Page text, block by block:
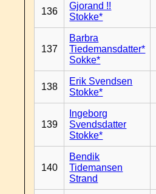
136
Gjorand !!
Stokke*
137
Barbra
Tiedemansdatter*
Sokke*
138
Erik Svendsen
Stokke*
139
Ingeborg
Svendsdatter
Stokke*
140
Bendik
Tidemansen
Strand